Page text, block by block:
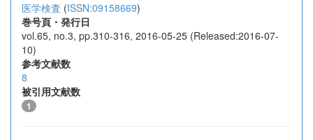
医学検査 (ISSN:09158669)
巻号頁・発行日
vol.65, no.3, pp.310-316, 2016-05-25 (Released:2016-07-
10)
参考文献数
8
被引用文献数
1